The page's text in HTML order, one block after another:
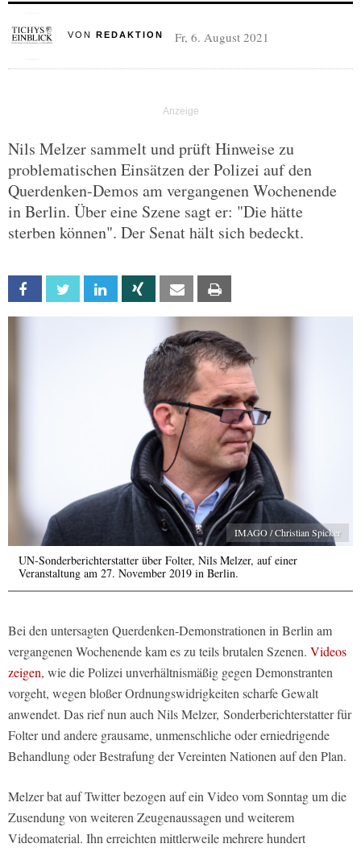
VON REDAKTION Fr, 6. August 2021
Nils Melzer sammelt und prüft Hinweise zu
problematischen Einsätzen der Polizei auf den
Querdenken-Demos am vergangenen Wochenende
in Berlin. Über eine Szene sagt er: "Die hätte
sterben können". Der Senat hält sich bedeckt.
Facebook Twitter Linkedin Xing Email
IMAGO / Christian Spicker
UN-Sonderberichterstatter über Folter, Nils Melzer, auf einer
Veranstaltung am 27. November 2019 in Berlin.
Bei den untersagten Querdenken-Demonstrationen in Berlin am
vergangenen Wochenende kam es zu teils brutalen Szenen. Videos
zeigen, wie die Polizei unverhältnismäßig gegen Demonstranten
vorgeht, wegen bloßer Ordnungswidrigkeiten scharfe Gewalt
anwendet. Das rief nun auch Nils Melzer, Sonderberichterstatter für
Folter und andere grausame, unmenschliche oder erniedrigende
Behandlung oder Bestrafung der Vereinten Nationen auf den Plan.
Melzer bat auf Twitter bezogen auf ein Video vom Sonntag um die
Zusendung von weiteren Zeugenaussagen und weiterem
Videomaterial. Ihn erreichten mittlerweile mehrere hundert